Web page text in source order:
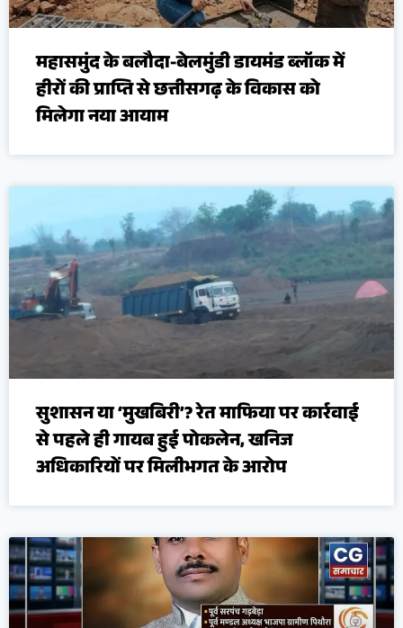
महासमुंद के बलौदा-बेलमुंडी डायमंड ब्लॉक में
हीरों की प्राप्ति से छत्तीसगढ़ के विकास को
मिलेगा नया आयाम
सुशासन या ‘मुखबिरी’? रेत माफिया पर कार्रवाई
से पहले ही गायब हुई पोकलेन, खनिज
अधिकारियों पर मिलीभगत के आरोप